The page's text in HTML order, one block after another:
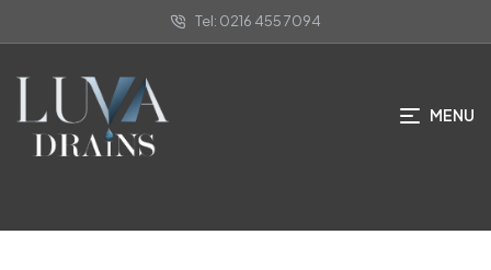
Tel: 0216 455 7094
MENU
Paslanmaz Çelik Endüstriyel Yer
Süzgeçleri
ANA SAYFA/ PASLANMAZ ÇELIK ENDÜSTRIYEL YER SÜZGEÇLERI